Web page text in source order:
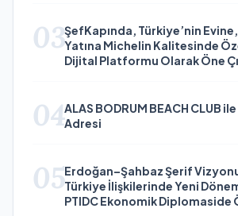
03ŞefKapında, Türkiye’nin
Yatına Michelin Kalitesinde
Dijital Platformu Olarak Öne
04ALAS BODRUM BEACH CLUB
Adresi
05Erdoğan–Şahbaz Şerif
Türkiye İlişkilerinde Yeni
PTIDC Ekonomik Diplomaside